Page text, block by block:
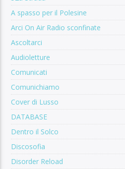
A spasso per il Polesine
Arci On Air Radio sconfinate
Ascoltarci
Audioletture
Comunicati
Comunichiamo
Cover di Lusso
DATABASE
Dentro il Solco
Discosofia
Disorder Reload